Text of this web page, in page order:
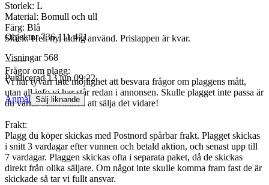
Storlek: L
Material: Bomull och ull
Färg: Blå
Skick: Helt ny, aldrig använd. Prislappen är kvar.
-------
Frågor om plagg:
Vi har tyvärr inte möjlighet att besvara frågor om plaggens mått,
utan all info vi har står redan i annonsen. Skulle plagget inte passa är
du varmt välkommen att sälja det vidare!
Frakt:
Plagg du köper skickas med Postnord spårbar frakt. Plagget skickas
i snitt 3 vardagar efter vunnen och betald aktion, och senast upp till
7 vardagar. Plaggen skickas ofta i separata paket, då de skickas
direkt från olika säljare. Om något inte skulle komma fram fast de är
skickade så tar vi fullt ansvar.
Objektnr 736 111 471
Visningar 568
Publicerad 13 jun 09:22
Anmäl Sälj liknande